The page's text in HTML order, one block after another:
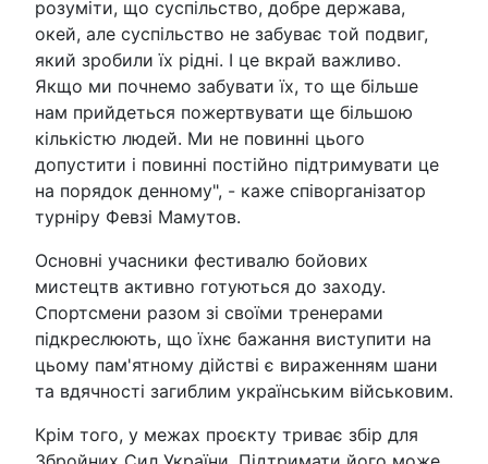
розуміти, що суспільство, добре держава,
окей, але суспільство не забуває той подвиг,
який зробили їх рідні. І це вкрай важливо.
Якщо ми почнемо забувати їх, то ще більше
нам прийдеться пожертвувати ще більшою
кількістю людей. Ми не повинні цього
допустити і повинні постійно підтримувати це
на порядок денному", - каже співорганізатор
турніру Февзі Мамутов.
Основні учасники фестивалю бойових
мистецтв активно готуються до заходу.
Спортсмени разом зі своїми тренерами
підкреслюють, що їхнє бажання виступити на
цьому пам'ятному дійстві є вираженням шани
та вдячності загиблим українським військовим.
Крім того, у межах проєкту триває збір для